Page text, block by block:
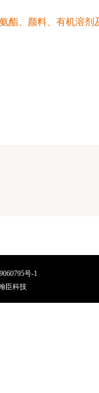
酯、颜料、有机溶剂
号-1
臣科技